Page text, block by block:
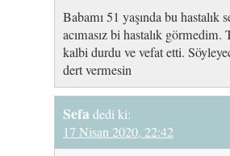
Babamı 51 yaşında bu
acımasız bi hastalık görmedim.
kalbi durdu ve vefat etti.
dert vermesin
Sefa dedi ki:
17 Nisan 2020, 22:42